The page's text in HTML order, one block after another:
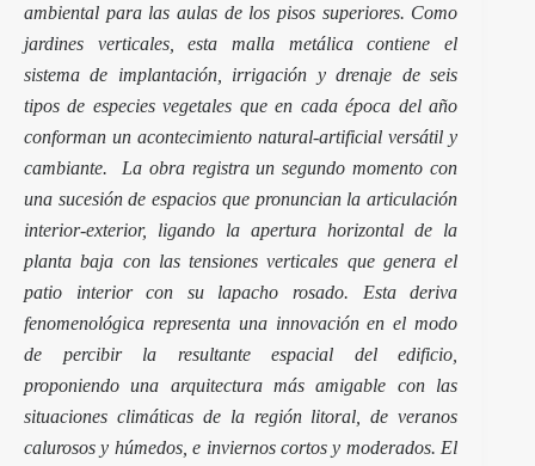
ambiental para las aulas de los pisos superiores. Como
jardines verticales, esta malla metálica contiene el
sistema de implantación, irrigación y drenaje de seis
tipos de especies vegetales que en cada época del año
conforman un acontecimiento natural-artificial versátil y
cambiante. La obra registra un segundo momento con
una sucesión de espacios que pronuncian la articulación
interior-exterior, ligando la apertura horizontal de la
planta baja con las tensiones verticales que genera el
patio interior con su lapacho rosado. Esta deriva
fenomenológica representa una innovación en el modo
de percibir la resultante espacial del edificio,
proponiendo una arquitectura más amigable con las
situaciones climáticas de la región litoral, de veranos
calurosos y húmedos, e inviernos cortos y moderados. El